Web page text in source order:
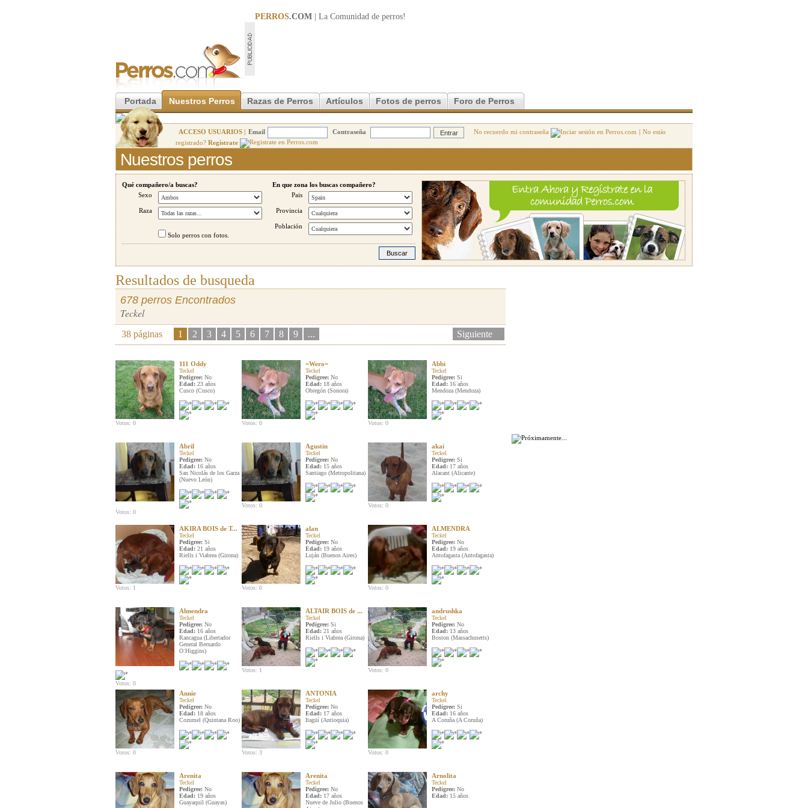
PERROS.COM | La Comunidad de perros!
Portada Nuestros Perros Razas de Perros Artículos Fotos de perros Foro de Perros
ACCESO USUARIOS | Email Contraseña No recuerdo mi contraseña | No estás
registrado? Regístrate
Nuestros perros
Qué compañero/a buscas?
Sexo
Raza
Solo perros con fotos.
En que zona los buscas compañero?
Pais
Provincia
Población
Resultados de busqueda
678 perros Encontrados
Teckel
38 páginas 1 2 3 4 5 6 7 8 9 ... Siguiente
111 Oddy
Teckel
Pedigree: No
Edad: 23 años
Cusco (Cusco)
Votos: 0
=Wero=
Teckel
Pedigree: No
Edad: 18 años
Obregón (Sonora)
Votos: 0
Abbi
Teckel
Pedigree: Si
Edad: 16 años
Mendoza (Mendoza)
Votos: 0
Abril
Teckel
Pedigree: No
Edad: 16 años
San Nicolás de los Garza
(Nuevo León)
Votos: 0
Agustin
Teckel
Pedigree: No
Edad: 15 años
Santiago (Metropolitana)
Votos: 0
akai
Teckel
Pedigree: Si
Edad: 17 años
Alacant (Alicante)
Votos: 0
AKIRA BOIS de T...
Teckel
Pedigree: Si
Edad: 21 años
Riells i Viabrea (Girona)
Votos: 1
alan
Teckel
Pedigree: No
Edad: 19 años
Luján (Buenos Aires)
Votos: 0
ALMENDRA
Teckel
Pedigree: No
Edad: 19 años
Antofagasta (Antofagasta)
Votos: 0
Almendra
Teckel
Pedigree: No
Edad: 16 años
Rancagua (Libertador
General Bernardo
OʿHiggins)
Votos: 0
ALTAIR BOIS de ...
Teckel
Pedigree: Si
Edad: 21 años
Riells i Viabrea (Girona)
Votos: 1
andrushka
Teckel
Pedigree: No
Edad: 13 años
Boston (Massachusetts)
Votos: 0
Annie
Teckel
Pedigree: No
Edad: 18 años
Cozumel (Quintana Roo)
Votos: 0
ANTONIA
Teckel
Pedigree: No
Edad: 17 años
Itagüí (Antioquia)
Votos: 3
archy
Teckel
Pedigree: Si
Edad: 16 años
A Coruña (A Coruña)
Votos: 0
Arenita
Teckel
Pedigree: No
Edad: 19 años
Guayaquil (Guayas)
Arenita
Teckel
Pedigree: No
Edad: 17 años
Nueve de Julio (Buenos
Arnolita
Teckel
Pedigree: No
Edad: 15 años